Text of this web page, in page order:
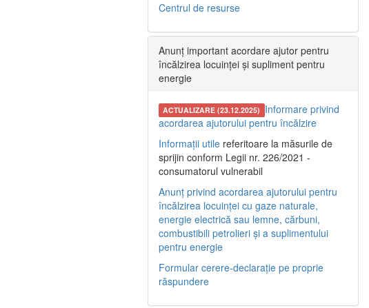
Centrul de resurse
Anunț important acordare ajutor pentru
încălzirea locuinței și supliment pentru
energie
ACTUALIZARE (23.12.2025) Informare privind
acordarea ajutorului pentru încălzire
Informații utile referitoare la măsurile de
sprijin conform Legii nr. 226/2021 -
consumatorul vulnerabil
Anunț privind acordarea ajutorului pentru
încălzirea locuinței cu gaze naturale,
energie electrică sau lemne, cărbuni,
combustibili petrolieri și a suplimentului
pentru energie
Formular cerere-declarație pe proprie
răspundere